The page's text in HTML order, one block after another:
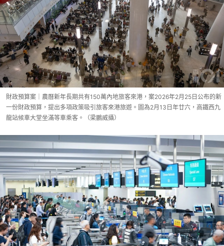
財政預算案｜農曆新年長期共有150萬內地旅客來港，案2026年2月25日公布的新
一份財政預算，提出多項政策吸引旅客來港旅遊。圖為2月13日年廿六，高鐵西九
龍站候車大堂坐滿等車乘客。（梁鵬威攝）